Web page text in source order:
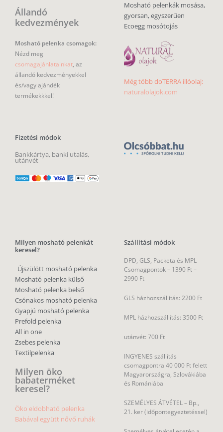
Állandó
kedvezmények
Mosható pelenka csomagok:
Nézd meg
csomagajánlatainkat, az
állandó kedvezményekkel
és/vagy ajándék
termékekkkel!
Fizetési módok
Bankkártya, banki utalás,
utánvét
Mosható pelenkák mosása,
gyorsan, egyszerűen
Ecoegg mosótojás
Még több doTERRA illóolaj:
naturalolajok.com
Milyen mosható pelenkát
keresel?
Újszülött mosható pelenka
Mosható pelenka külső
Mosható pelenka belső
Csónakos mosható pelenka
Gyapjú mosható pelenka
Prefold pelenka
All in one
Zsebes pelenka
Textilpelenka
Milyen öko
babaterméket
keresel?
Öko eldobható pelenka
Babával együtt nővő ruhák
Szállítási módok
DPD, GLS, Packeta és MPL
Csomagpontok – 1390 Ft –
2990 Ft
GLS házhozszállítás: 2200 Ft
MPL házhozszállítás: 3500 Ft
utánvét: 700 Ft
INGYENES szállítás
csomagpontra 40 000 Ft felett
Magyarországra, Szlovákiába
és Romániába
SZEMÉLYES ÁTVÉTEL – Bp.,
21. ker (időpontegyeztetéssel)